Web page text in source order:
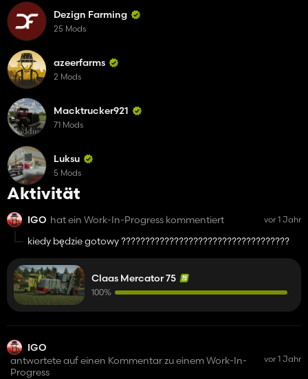
Aktivität
IGO hat ein Work-In-Progress kommentiert vor 1 Jahr
kiedy będzie gotowy ???????????????????????????????????
Claas Mercator 75
100%
IGO
antwortete auf einen Kommentar zu einem Work-In-
Progress
vor 1 Jahr
Dezign Farming
25 Mods
azeerfarms
2 Mods
Macktrucker921
71 Mods
Luksu
5 Mods